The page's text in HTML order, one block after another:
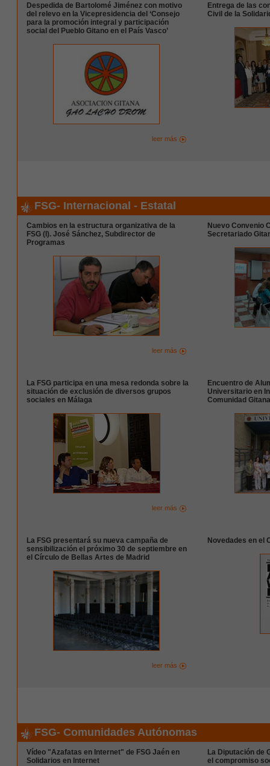
Despedida de Bartolomé Jiménez con motivo
del relevo en la Vicepresidencia del ‘Consejo
para la promoción integral y participación
social del Pueblo Gitano en el País Vasco’
leer más
Entrega de las
Civil de la
FSG- Internacional - Estatal
Cambios en la estructura organizativa de la
FSG (I). José Sánchez, Subdirector de
Programas
leer más
Nuevo Convenio
Secretariado
La FSG participa en una mesa redonda sobre la
situación de exclusión de diversos grupos
sociales en Málaga
leer más
Encuentro de
Universitario en
Comunidad Gitana
La FSG presentará su nueva campaña de
sensibilización el próximo 30 de septiembre en
el Círculo de Bellas Artes de Madrid
leer más
Novedades en el
FSG- Comunidades Autónomas
Vídeo "Azafatas en Internet" de FSG Jaén en
Solidarios en Internet
La Diputación de
el compromiso